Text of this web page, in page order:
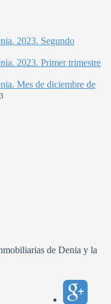
2023. Segundo
2023. Primer trimestre
Mes de diciembre de
de Denia y la